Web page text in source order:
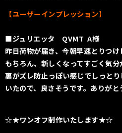
【ユーザーインプレッション】
■ジュリエッタ QVMT A様
昨日荷物が届き、今朝早速とりつ
もちろん、新しくなってすごく気分
裏がズレ防止っぽい感じでしっと
いたので、良さそうです。ありがと
☆★ワンオフ制作いたします★☆